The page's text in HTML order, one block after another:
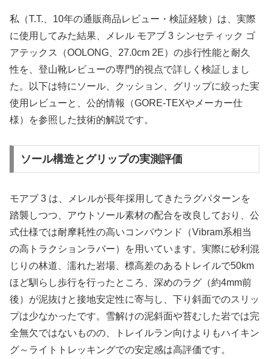
私（T.T.、10年の通販商品レビュー・検証経験）は、実際
に使用してみた結果、メレル モアブ 3 シンセティック ゴ
アテックス（OOLONG、27.0cm 2E）の歩行性能と耐久
性を、登山靴レビューの専門的視点で詳しく検証しまし
た。以下は特にソール、クッション、グリップに絞った実
使用レビューと、公的情報（GORE-TEXやメーカー仕
様）を参照した技術的解説です。
ソール構造とグリップの実測評価
モアブ 3 は、メレルが長年採用してきたラグパターンを
踏襲しつつ、アウトソール素材の配合を改良しており、公
式仕様では耐摩耗性の高いコンパウンド（Vibram系相当
の高トラクションラバー）を用いています。実際に砂利混
じりの林道、濡れた岩場、標高差のあるトレイルで50km
ほど馴らし歩行を行ったところ、深めのラグ（約4mm前
後）が泥抜けと接地安定性に寄与し、下り斜面でのスリッ
プは少なかったです。雪解けの泥斜面や苔むした岩では完
全無欠ではないものの、トレイルラン向けよりもハイキン
グ～ライトトレッキングでの安定感は高評価です。